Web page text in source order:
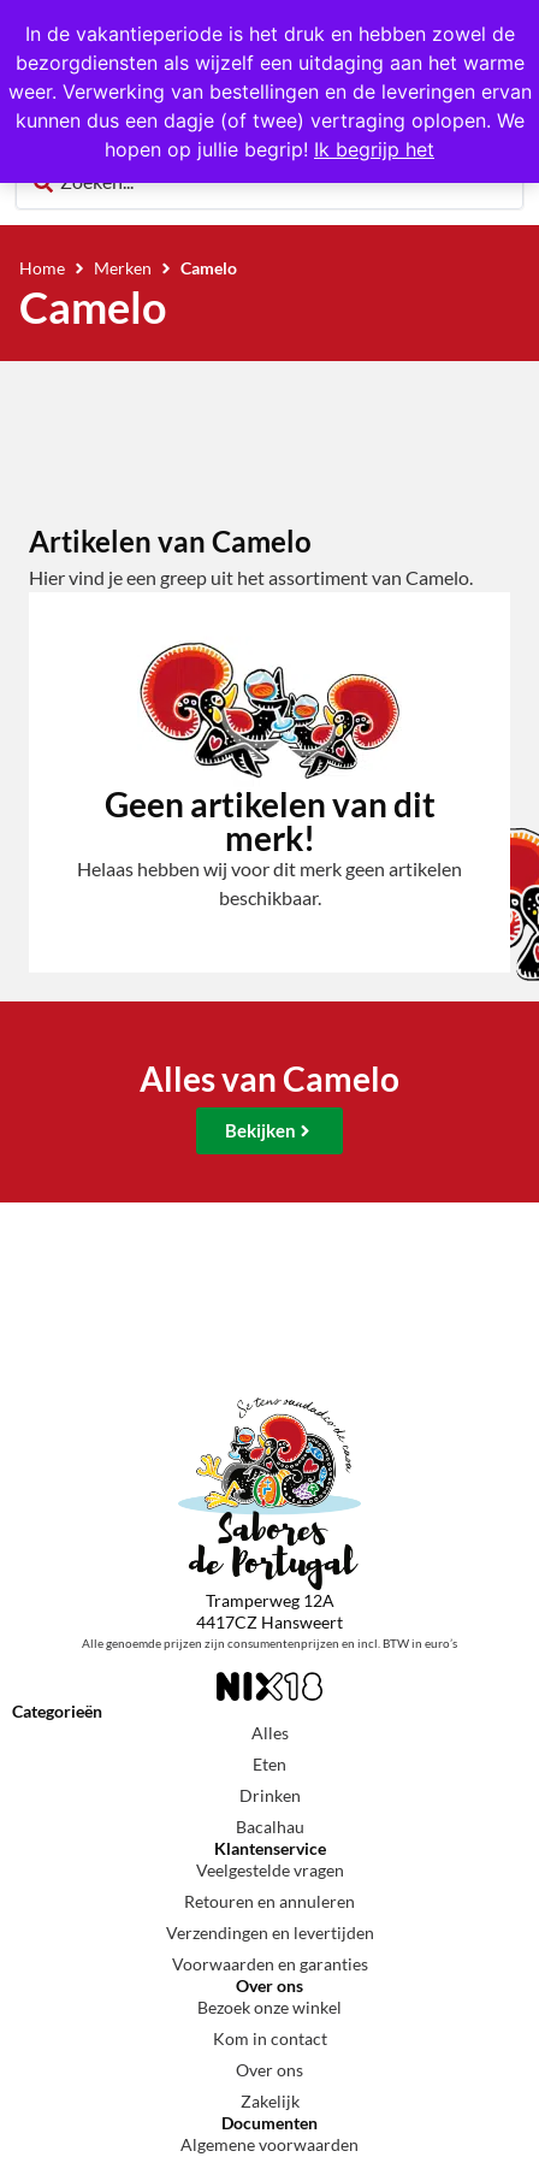
In de vakantieperiode is het druk en hebben zowel de
bezorgdiensten als wijzelf een uitdaging aan het warme
weer. Verwerking van bestellingen en de leveringen ervan
kunnen dus een dagje (of twee) vertraging oplopen. We
hopen op jullie begrip! Ik begrijp het
1000+ producten op voorraad
0
Home Merken Camelo
Camelo
Artikelen van Camelo
Hier vind je een greep uit het assortiment van Camelo.
Geen artikelen van dit
merk!
Helaas hebben wij voor dit merk geen artikelen
beschikbaar.
Alles van Camelo
Bekijken
Tramperweg 12A
4417CZ Hansweert
Alle genoemde prijzen zijn consumentenprijzen en incl. BTW in euro’s
Categorieën
Alles
Eten
Drinken
Bacalhau
Klantenservice
Veelgestelde vragen
Retouren en annuleren
Verzendingen en levertijden
Voorwaarden en garanties
Over ons
Bezoek onze winkel
Kom in contact
Over ons
Zakelijk
Documenten
Algemene voorwaarden